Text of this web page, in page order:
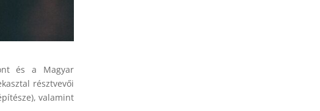
és a Magyar
résztvevői
valamint